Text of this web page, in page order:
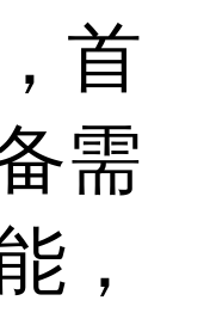
首
需
，